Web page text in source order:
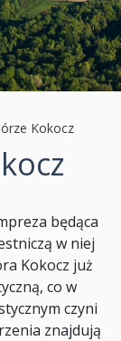
Kokocz
będąca
w niej
Kokocz już
co w
czyni
znajdują